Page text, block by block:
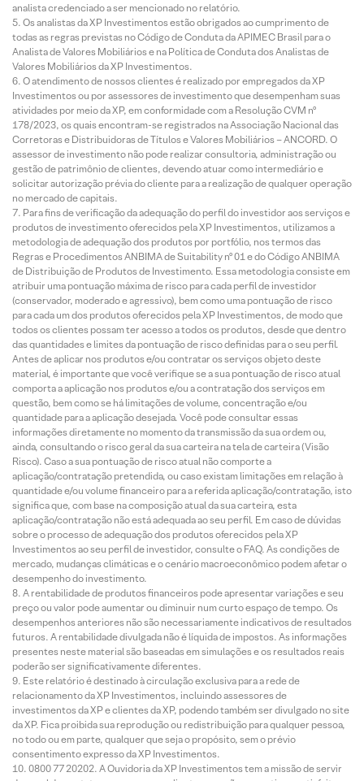
analista credenciado a ser mencionado no relatório.
Os analistas da XP Investimentos estão obrigados ao cumprimento de
todas as regras previstas no Código de Conduta da APIMEC Brasil para o
Analista de Valores Mobiliários e na Política de Conduta dos Analistas de
Valores Mobiliários da XP Investimentos.
O atendimento de nossos clientes é realizado por empregados da XP
Investimentos ou por assessores de investimento que desempenham suas
atividades por meio da XP, em conformidade com a Resolução CVM nº
178/2023, os quais encontram-se registrados na Associação Nacional das
Corretoras e Distribuidoras de Títulos e Valores Mobiliários – ANCORD. O
assessor de investimento não pode realizar consultoria, administração ou
gestão de patrimônio de clientes, devendo atuar como intermediário e
solicitar autorização prévia do cliente para a realização de qualquer operação
no mercado de capitais.
Para fins de verificação da adequação do perfil do investidor aos serviços e
produtos de investimento oferecidos pela XP Investimentos, utilizamos a
metodologia de adequação dos produtos por portfólio, nos termos das
Regras e Procedimentos ANBIMA de Suitability nº 01 e do Código ANBIMA
de Distribuição de Produtos de Investimento. Essa metodologia consiste em
atribuir uma pontuação máxima de risco para cada perfil de investidor
(conservador, moderado e agressivo), bem como uma pontuação de risco
para cada um dos produtos oferecidos pela XP Investimentos, de modo que
todos os clientes possam ter acesso a todos os produtos, desde que dentro
das quantidades e limites da pontuação de risco definidas para o seu perfil.
Antes de aplicar nos produtos e/ou contratar os serviços objeto deste
material, é importante que você verifique se a sua pontuação de risco atual
comporta a aplicação nos produtos e/ou a contratação dos serviços em
questão, bem como se há limitações de volume, concentração e/ou
quantidade para a aplicação desejada. Você pode consultar essas
informações diretamente no momento da transmissão da sua ordem ou,
ainda, consultando o risco geral da sua carteira na tela de carteira (Visão
Risco). Caso a sua pontuação de risco atual não comporte a
aplicação/contratação pretendida, ou caso existam limitações em relação à
quantidade e/ou volume financeiro para a referida aplicação/contratação, isto
significa que, com base na composição atual da sua carteira, esta
aplicação/contratação não está adequada ao seu perfil. Em caso de dúvidas
sobre o processo de adequação dos produtos oferecidos pela XP
Investimentos ao seu perfil de investidor, consulte o FAQ. As condições de
mercado, mudanças climáticas e o cenário macroeconômico podem afetar o
desempenho do investimento.
A rentabilidade de produtos financeiros pode apresentar variações e seu
preço ou valor pode aumentar ou diminuir num curto espaço de tempo. Os
desempenhos anteriores não são necessariamente indicativos de resultados
futuros. A rentabilidade divulgada não é líquida de impostos. As informações
presentes neste material são baseadas em simulações e os resultados reais
poderão ser significativamente diferentes.
Este relatório é destinado à circulação exclusiva para a rede de
relacionamento da XP Investimentos, incluindo assessores de
investimentos da XP e clientes da XP, podendo também ser divulgado no site
da XP. Fica proibida sua reprodução ou redistribuição para qualquer pessoa,
no todo ou em parte, qualquer que seja o propósito, sem o prévio
consentimento expresso da XP Investimentos.
0800 77 20202. A Ouvidoria da XP Investimentos tem a missão de servir